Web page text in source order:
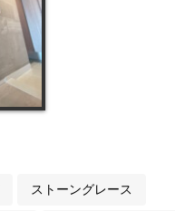
ストーングレース